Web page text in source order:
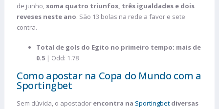
de junho, soma quatro triunfos, três igualdades e dois
reveses neste ano. São 13 bolas na rede a favor e sete
contra.
Total de gols do Egito no primeiro tempo: mais de
0.5 | Odd: 1.78
Como apostar na Copa do Mundo com a
Sportingbet
Sem dúvida, o apostador encontra na Sportingbet diversas